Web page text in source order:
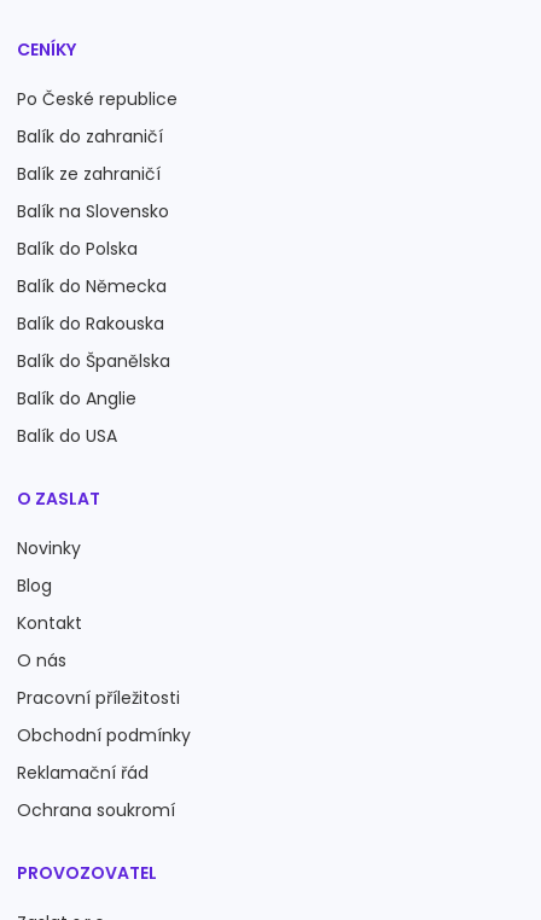
CENÍKY
Po České republice
Balík do zahraničí
Balík ze zahraničí
Balík na Slovensko
Balík do Polska
Balík do Německa
Balík do Rakouska
Balík do Španělska
Balík do Anglie
Balík do USA
O ZASLAT
Novinky
Blog
Kontakt
O nás
Pracovní příležitosti
Obchodní podmínky
Reklamační řád
Ochrana soukromí
PROVOZOVATEL